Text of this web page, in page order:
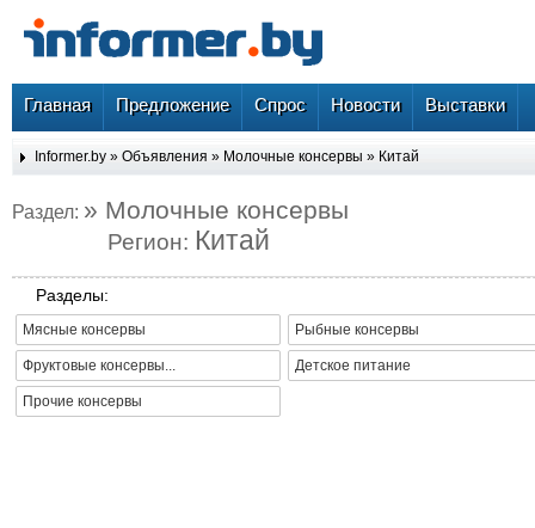
Главная Предложение Спрос Новости Выставки
Informer.by » Объявления » Молочные консервы » Китай
Раздел: » Молочные консервы
Регион: Китай
Разделы:
Мясные консервы Рыбные консервы
Фруктовые консервы... Детское питание
Прочие консервы